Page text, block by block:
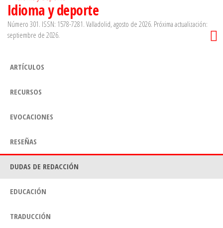
Idioma y deporte
Número 301. ISSN: 1578-7281. Valladolid, agosto de 2026. Próxima actualización:
septiembre de 2026.
ARTÍCULOS
RECURSOS
EVOCACIONES
RESEÑAS
DUDAS DE REDACCIÓN
EDUCACIÓN
TRADUCCIÓN